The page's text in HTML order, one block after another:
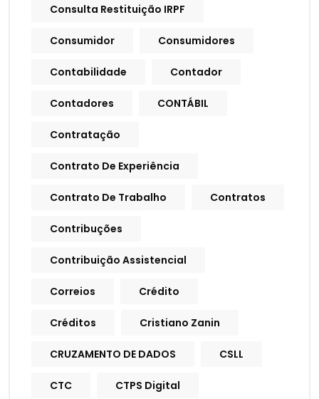
Consulta Restituição IRPF
Consumidor Consumidores
Contabilidade Contador
Contadores CONTÁBIL
Contratação
Contrato De Experiência
Contrato De Trabalho Contratos
Contribuções
Contribuição Assistencial
Correios Crédito
Créditos Cristiano Zanin
CRUZAMENTO DE DADOS CSLL
CTC CTPS Digital